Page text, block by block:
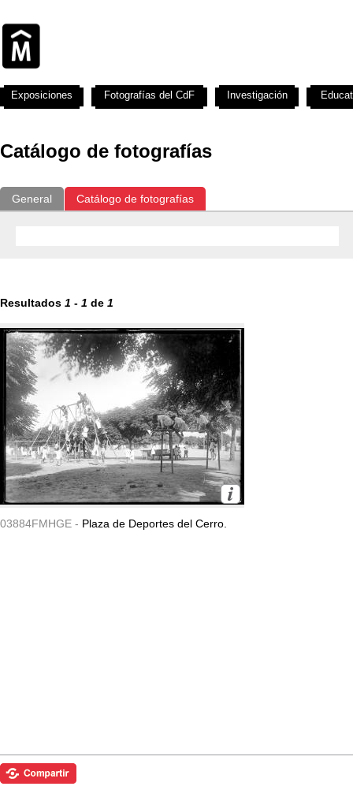
Catálogo de fotografías
General Catálogo de fotografías
Resultados 1 - 1 de 1
03884FMHGE - Plaza de Deportes del Cerro.
Exposiciones Fotografías del CdF Investigación